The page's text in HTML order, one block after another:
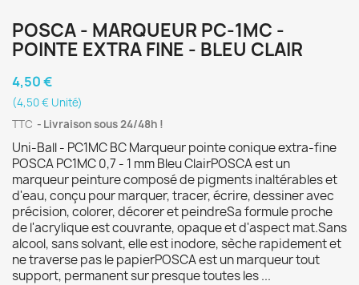
POSCA - MARQUEUR PC-1MC -
POINTE EXTRA FINE - BLEU CLAIR
4,50 €
(4,50 € Unité)
TTC
Livraison sous 24/48h !
Uni-Ball - PC1MC BC Marqueur pointe conique extra-fine
POSCA PC1MC 0,7 - 1 mm Bleu ClairPOSCA est un
marqueur peinture composé de pigments inaltérables et
d'eau, conçu pour marquer, tracer, écrire, dessiner avec
précision, colorer, décorer et peindreSa formule proche
de l'acrylique est couvrante, opaque et d'aspect mat.Sans
alcool, sans solvant, elle est inodore, sèche rapidement et
ne traverse pas le papierPOSCA est un marqueur tout
support, permanent sur presque toutes les ...